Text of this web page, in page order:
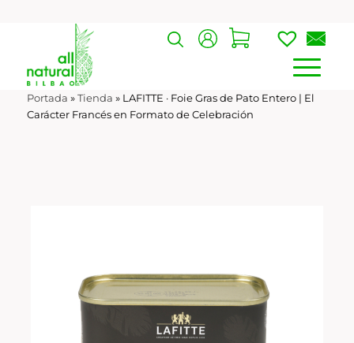
Portada »Tienda » LAFITTE · Foie Gras de Pato Entero | El
Carácter Francés en Formato de Celebración